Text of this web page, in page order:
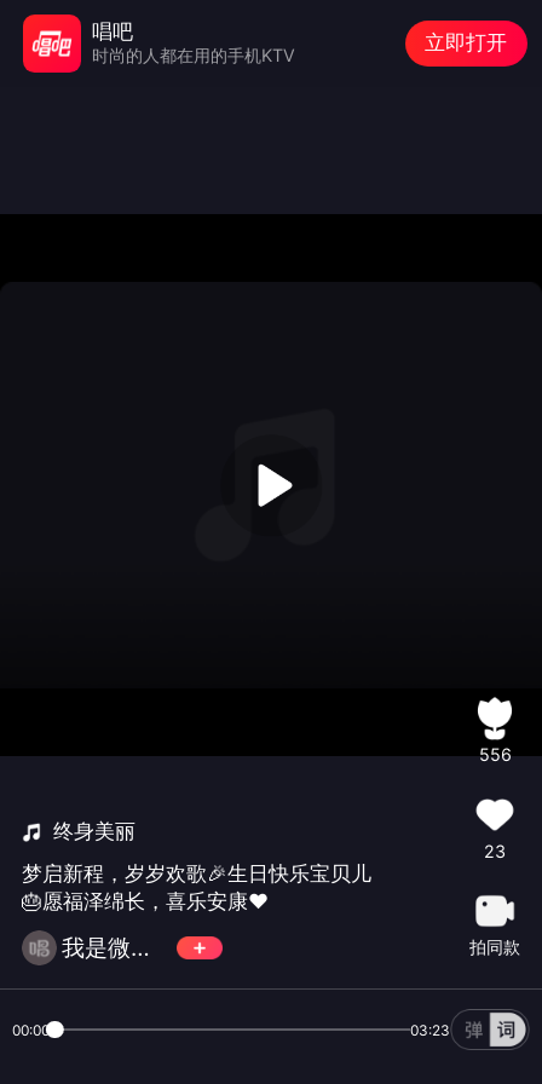
终身美丽
梦启新程，岁岁欢歌🎉生日快乐宝贝儿
🎂愿福泽绵长，喜乐安康❤️
我是微微❤️💚💛
556
23
拍同款
00:00 03:23
唱吧
时尚的人都在用的手机KTV
立即打开